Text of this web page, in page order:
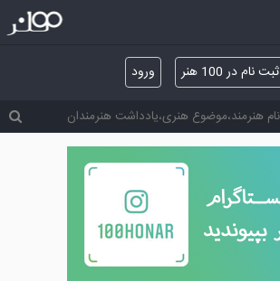
ثبت نام در 100 هنر ورود